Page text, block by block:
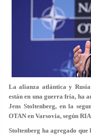
La alianza atlántica y
están en una guerra fría, ha
Jens Stoltenberg, en la
OTAN en Varsovia, según
Stoltenberg ha agregado